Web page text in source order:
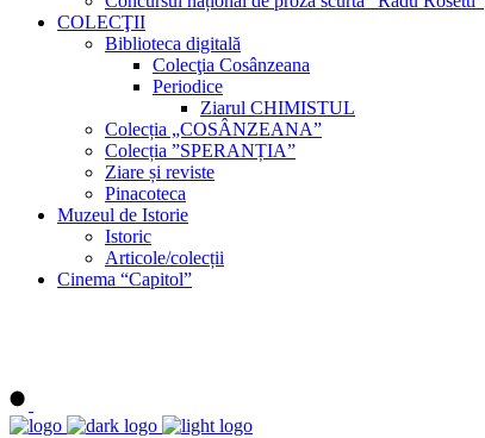
COLECŢII
Biblioteca digitală
Colecţia Cosânzeana
Periodice
Ziarul CHIMISTUL
Colecția „COSÂNZEANA”
Colecția ”SPERANȚIA”
Ziare și reviste
Pinacoteca
Muzeul de Istorie
Istoric
Articole/colecții
Cinema “Capitol”